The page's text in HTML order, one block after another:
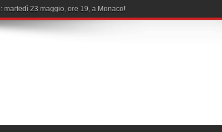
martedì 23 maggio, ore 19, a Monaco!